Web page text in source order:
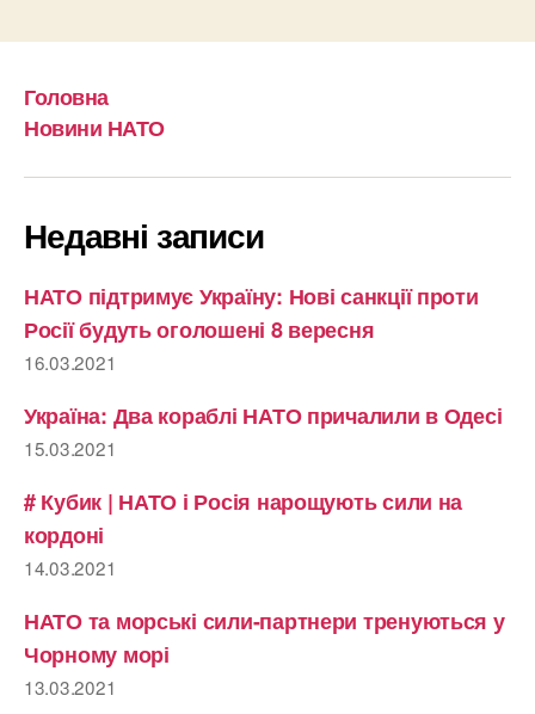
Головна
Новини НАТО
Недавні записи
НАТО підтримує Україну: Нові санкції проти
Росії будуть оголошені 8 вересня
16.03.2021
Україна: Два кораблі НАТО причалили в Одесі
15.03.2021
# Кубик | НАТО і Росія нарощують сили на
кордоні
14.03.2021
НАТО та морські сили-партнери тренуються у
Чорному морі
13.03.2021